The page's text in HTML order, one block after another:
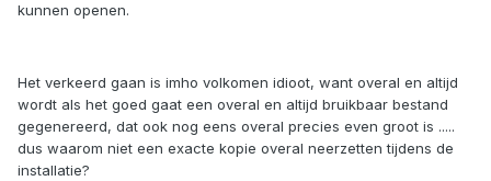
kunnen openen.
Het verkeerd gaan is imho volkomen idioot, want overal en altijd
wordt als het goed gaat een overal en altijd bruikbaar bestand
gegenereerd, dat ook nog eens overal precies even groot is .....
dus waarom niet een exacte kopie overal neerzetten tijdens de
installatie?